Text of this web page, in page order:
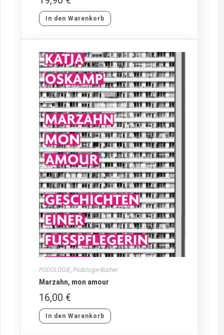
In den Warenkorb
PODOLOGIE,Podologie-Bücher
Marzahn, mon amour
16,00 €
In den Warenkorb